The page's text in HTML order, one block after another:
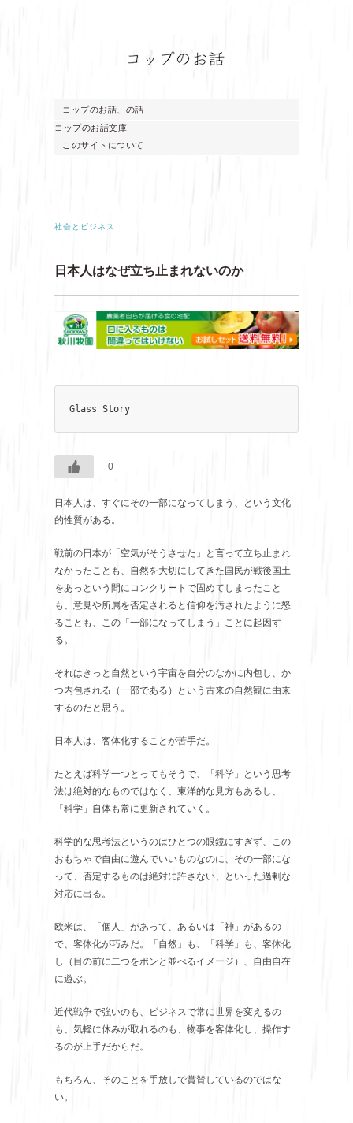
コップのお話、の話
コップのお話文庫
このサイトについて
社会とビジネス
日本人はなぜ立ち止まれないのか
Glass Story
0
日本人は、すぐにその一部になってしまう、という文化
的性質がある。
戦前の日本が「空気がそうさせた」と言って立ち止まれ
なかったことも、自然を大切にしてきた国民が戦後国土
をあっという間にコンクリートで固めてしまったこと
も、意見や所属を否定されると信仰を汚されたように怒
ることも、この「一部になってしまう」ことに起因す
る。
それはきっと自然という宇宙を自分のなかに内包し、か
つ内包される（一部である）という古来の自然観に由来
するのだと思う。
日本人は、客体化することが苦手だ。
たとえば科学一つとってもそうで、「科学」という思考
法は絶対的なものではなく、東洋的な見方もあるし、
「科学」自体も常に更新されていく。
科学的な思考法というのはひとつの眼鏡にすぎず、この
おもちゃで自由に遊んでいいものなのに、その一部にな
って、否定するものは絶対に許さない、といった過剰な
対応に出る。
欧米は、「個人」があって、あるいは「神」があるの
で、客体化が巧みだ。「自然」も、「科学」も、客体化
し（目の前に二つをポンと並べるイメージ）、自由自在
に遊ぶ。
近代戦争で強いのも、ビジネスで常に世界を変えるの
も、気軽に休みが取れるのも、物事を客体化し、操作す
るのが上手だからだ。
もちろん、そのことを手放しで賞賛しているのではな
い。